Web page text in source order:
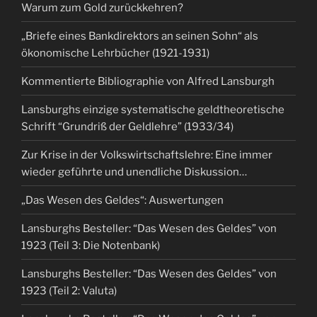
Warum zum Gold zurückkehren?
„Briefe eines Bankdirektors an seinen Sohn“ als
ökonomische Lehrbücher (1921-1931)
Kommentierte Bibliographie von Alfred Lansburgh
Lansburghs einzige systematische geldtheoretische
Schrift “Grundriß der Geldlehre” (1933/34)
Zur Krise in der Volkswirtschaftslehre: Eine immer
wieder geführte und unendliche Diskussion…
„Das Wesen des Geldes“: Auswertungen
Lansburghs Besteller: “Das Wesen des Geldes” von
1923 (Teil 3: Die Notenbank)
Lansburghs Besteller: “Das Wesen des Geldes” von
1923 (Teil 2: Valuta)